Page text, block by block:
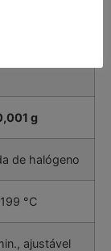
g
de halógeno
°C
ajustável